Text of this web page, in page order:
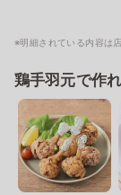
※明細されている内容は
鶏手羽元で作